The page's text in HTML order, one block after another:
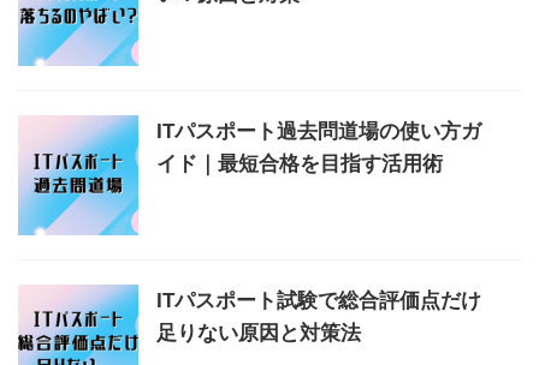
ITパスポート過去問道場の使い方ガ
イド｜最短合格を目指す活用術
ITパスポート試験で総合評価点だけ
足りない原因と対策法